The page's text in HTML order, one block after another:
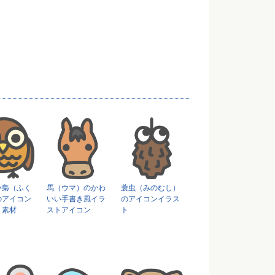
（ふく
イコン
素材
馬（ウマ）のかわ
いい手書き風イラ
ストアイコン
蓑虫（みのむし）
のアイコンイラス
ト